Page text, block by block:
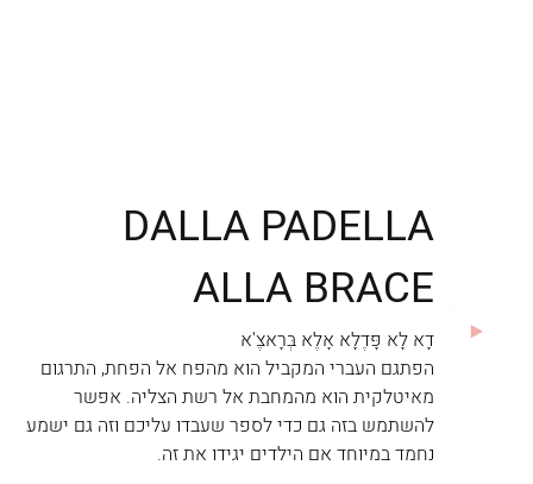
DALLA PADELLA
ALLA BRACE
דָא לָא פָּדֶלָא אָלֶא בְּרָאצֶ'א
הפתגם העברי המקביל הוא מהפח אל הפחת, התרגום
מאיטלקית הוא מהמחבת אל רשת הצליה. אפשר
להשתמש בזה גם כדי לספר שעבדו עליכם וזה גם ישמע
נחמד במיוחד אם הילדים יגידו את זה.